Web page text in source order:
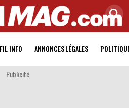
FIL INFO ANNONCES LÉGALES
Publicité